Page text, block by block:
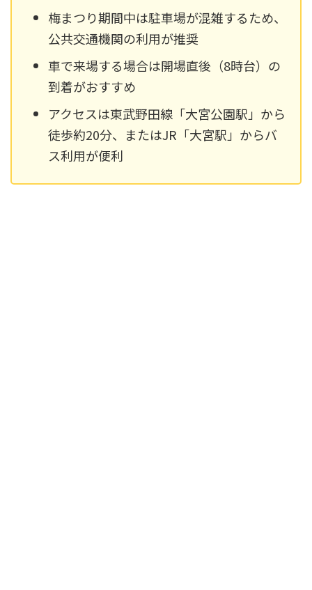
梅まつり期間中は駐車場が混雑するため、
公共交通機関の利用が推奨
車で来場する場合は開場直後（8時台）の
到着がおすすめ
アクセスは東武野田線「大宮公園駅」から
徒歩約20分、またはJR「大宮駅」からバ
ス利用が便利